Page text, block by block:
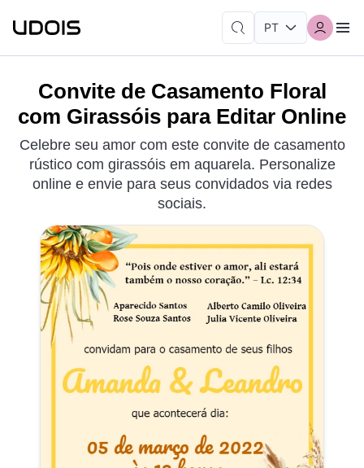
Convite de Casamento Floral
com Girassóis para Editar Online
Celebre seu amor com este convite de casamento
rústico com girassóis em aquarela. Personalize
online e envie para seus convidados via redes
sociais.